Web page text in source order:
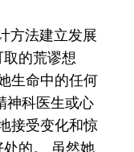
方法建立发展
的荒谬想
生命中的任何
神科医生或心
接受变化和惊
的。 虽然她